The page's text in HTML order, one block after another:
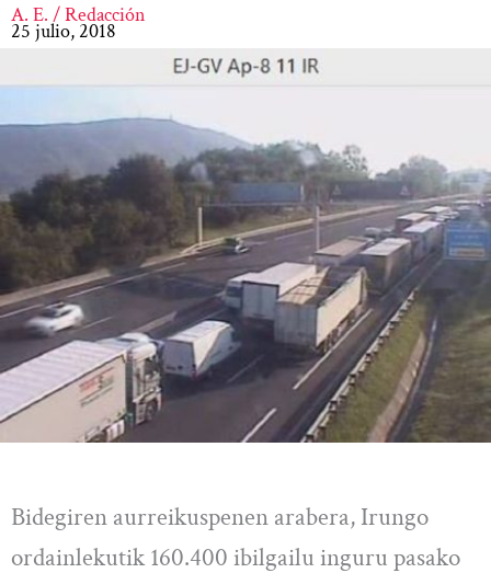
A. E. / Redacción
25 julio, 2018
Bidegiren aurreikuspenen arabera, Irungo
ordainlekutik 160.400 ibilgailu inguru pasako